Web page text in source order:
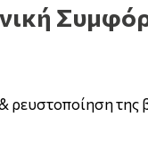
ρευστοποίηση της